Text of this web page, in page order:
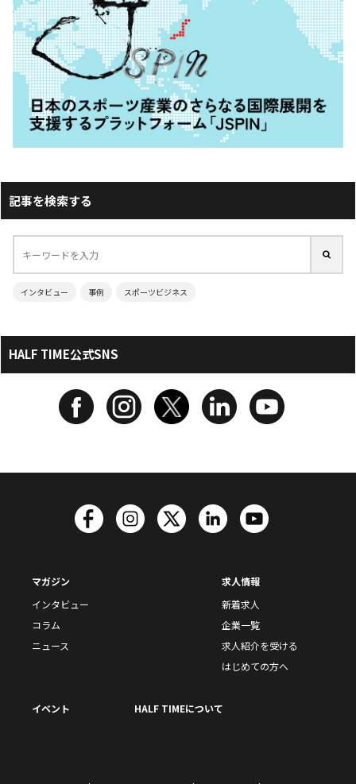
記事を検索する
インタビュー 事例 スポーツビジネス
HALF TIME公式SNS
マガジン
インタビュー
コラム
ニュース
求人情報
新着求人
企業一覧
求人紹介を受ける
はじめての方へ
イベント HALF TIMEについて